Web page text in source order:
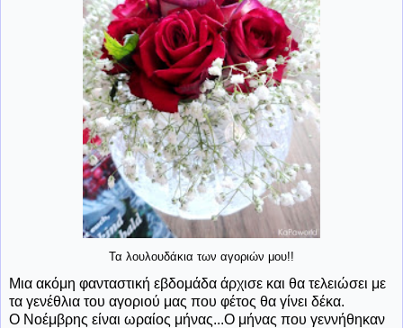
Τα λουλουδάκια των αγοριών μου!!
Μια ακόμη φανταστική εβδομάδα άρχισε και θα τελειώσει με
τα γενέθλια του αγοριού μας που φέτος θα γίνει δέκα.
Ο Νοέμβρης είναι ωραίος μήνας...Ο μήνας που γεννήθηκαν